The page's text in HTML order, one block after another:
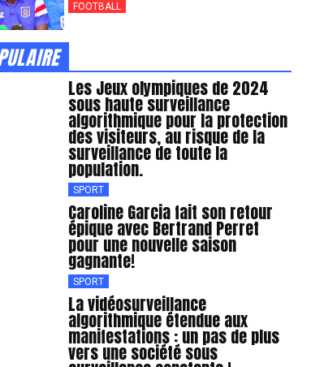
FOOTBALL
Les Jeux olympiques de 2024
sous haute surveillance
algorithmique pour la protection
des visiteurs, au risque de la
surveillance de toute la
population.
SPORT
Caroline Garcia fait son retour
épique avec Bertrand Perret
pour une nouvelle saison
gagnante!
SPORT
La vidéosurveillance
algorithmique étendue aux
manifestations : un pas de plus
vers une société sous